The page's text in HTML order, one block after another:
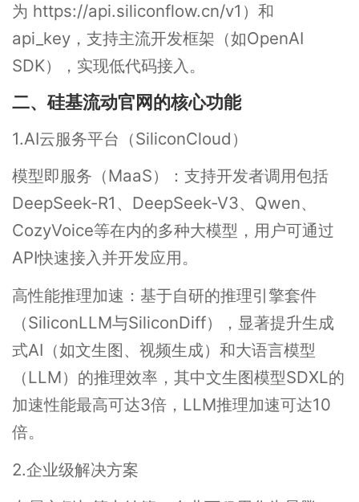
为 https://api.siliconflow.cn/v1）和
api_key，支持主流开发框架（如OpenAI
SDK），实现低代码接入。
二、硅基流动官网的核心功能
1.AI云服务平台（SiliconCloud）
模型即服务（MaaS）：支持开发者调用包括
DeepSeek-R1、DeepSeek-V3、Qwen、
CozyVoice等在内的多种大模型，用户可通过
API快速接入并开发应用。
高性能推理加速：基于自研的推理引擎套件
（SiliconLLM与SiliconDiff），显著提升生成
式AI（如文生图、视频生成）和大语言模型
（LLM）的推理效率，其中文生图模型SDXL的
加速性能最高可达3倍，LLM推理加速可达10
倍。
2.企业级解决方案